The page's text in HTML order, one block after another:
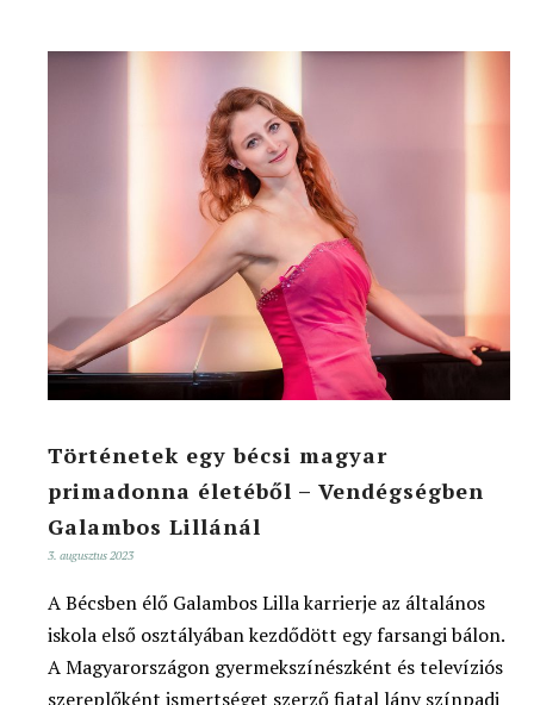
Történetek egy bécsi magyar
primadonna életéből – Vendégségben
Galambos Lillánál
3. augusztus 2023
A Bécsben élő Galambos Lilla karrierje az általános
iskola első osztályában kezdődött egy farsangi bálon.
A Magyarországon gyermekszínészként és televíziós
szereplőként ismertséget szerző fiatal lány színpadi